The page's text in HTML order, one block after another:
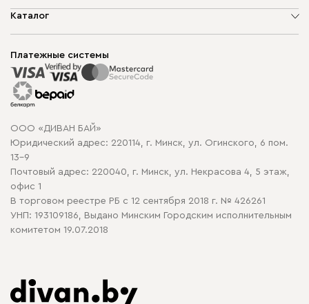
О компании
Способы оплаты
Рассрочка и кредит
Гарантия
Карта сайта
Политика конфиденциальности
Политика в отношении обработки cookie
Каталог
Корпусная мебель
Распродажа мебели
Платежные системы
ООО «ДИВАН БАЙ»
Юридический адрес: 220114, г. Минск, ул. Огинского, 6 пом.
13-9
Почтовый адрес: 220040, г. Минск, ул. Некрасова 4, 5 этаж,
офис 1
В торговом реестре РБ с 12 сентября 2018 г. № 426261
УНП: 193109186, Выдано Минским Городским исполнительным
комитетом 19.07.2018